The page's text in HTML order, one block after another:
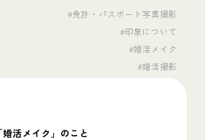
#免許・パスポート写真撮影
#印象について
#婚活メイク
#婚活撮影
活メイク」のこと